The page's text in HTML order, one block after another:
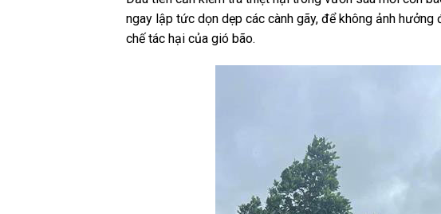
ngay lập tức dọn dẹp các cành gãy, để không ảnh
chế tác hại của gió bão.